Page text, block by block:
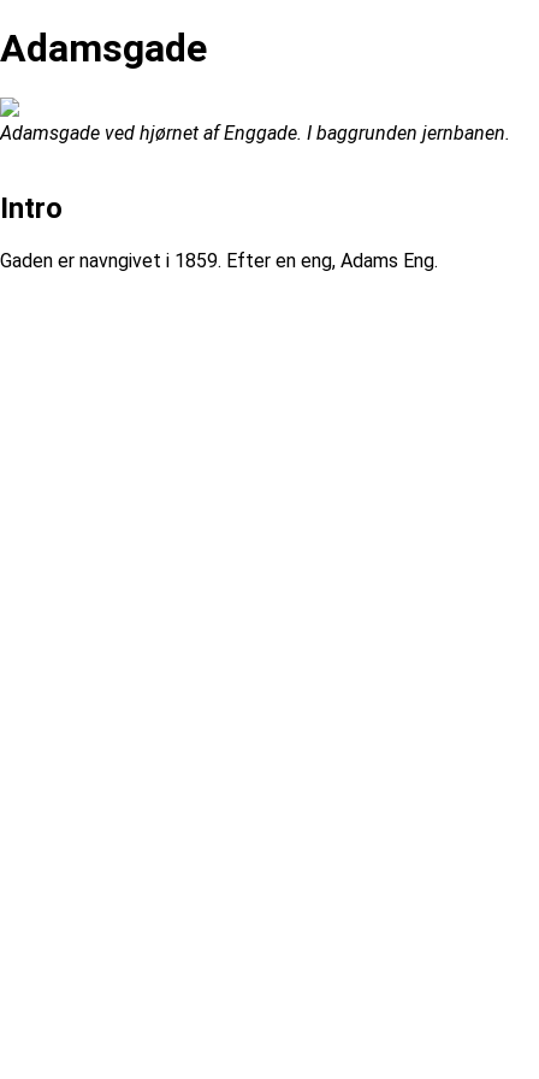
Adamsgade
Adamsgade ved hjørnet af Enggade. I baggrunden jernbanen.
Intro
Gaden er navngivet i 1859. Efter en eng, Adams Eng.